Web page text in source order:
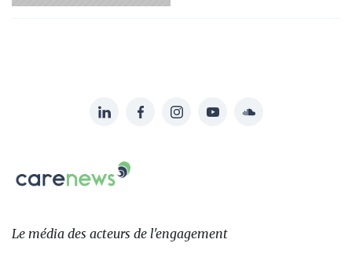
sur:
LinkedInFacebookInstagramYouTubeSoundcloud
Carenews,
Le
des
Le média des acteurs de l'engagement